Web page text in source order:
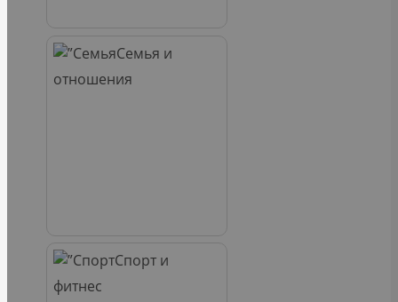
Семья и
отношения
Спорт и
фитнес